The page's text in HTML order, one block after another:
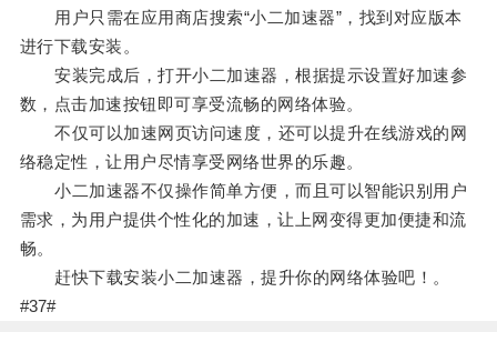
用户只需在应用商店搜索“小二加速器”，找到对应版本
进行下载安装。
安装完成后，打开小二加速器，根据提示设置好加速参
数，点击加速按钮即可享受流畅的网络体验。
不仅可以加速网页访问速度，还可以提升在线游戏的网
络稳定性，让用户尽情享受网络世界的乐趣。
小二加速器不仅操作简单方便，而且可以智能识别用户
需求，为用户提供个性化的加速，让上网变得更加便捷和流
畅。
赶快下载安装小二加速器，提升你的网络体验吧！。
#37#